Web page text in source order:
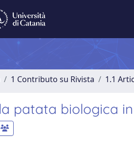
1 Contributo su Rivista 1.1
patata biologica